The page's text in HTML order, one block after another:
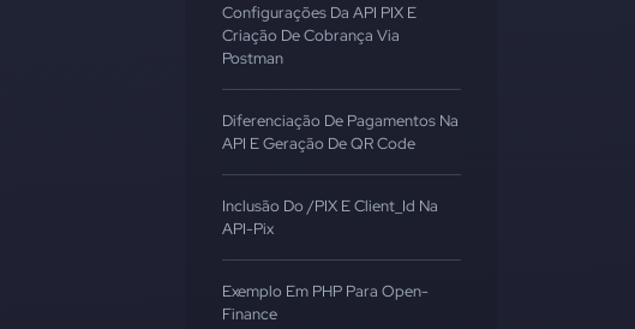
Configurações Da API PIX E
Criação De Cobrança Via
Postman
Diferenciação De Pagamentos Na
API E Geração De QR Code
Inclusão Do /PIX E Client_Id Na
API-Pix
Exemplo Em PHP Para Open-
Finance